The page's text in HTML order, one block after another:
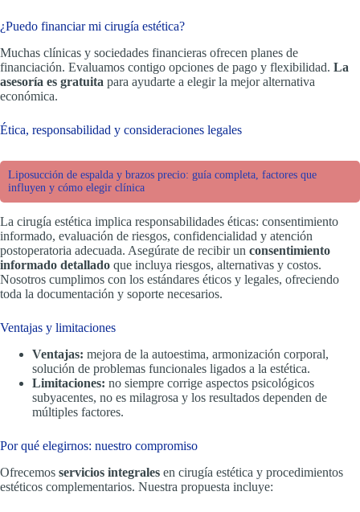
¿Puedo financiar mi cirugía estética?
Muchas clínicas y sociedades financieras ofrecen planes de
financiación. Evaluamos contigo opciones de pago y flexibilidad. La
asesoría es gratuita para ayudarte a elegir la mejor alternativa
económica.
Ética, responsabilidad y consideraciones legales
Liposucción de espalda y brazos precio: guía completa, factores que
influyen y cómo elegir clínica
La cirugía estética implica responsabilidades éticas: consentimiento
informado, evaluación de riesgos, confidencialidad y atención
postoperatoria adecuada. Asegúrate de recibir un consentimiento
informado detallado que incluya riesgos, alternativas y costos.
Nosotros cumplimos con los estándares éticos y legales, ofreciendo
toda la documentación y soporte necesarios.
Ventajas y limitaciones
Ventajas: mejora de la autoestima, armonización corporal,
solución de problemas funcionales ligados a la estética.
Limitaciones: no siempre corrige aspectos psicológicos
subyacentes, no es milagrosa y los resultados dependen de
múltiples factores.
Por qué elegirnos: nuestro compromiso
Ofrecemos servicios integrales en cirugía estética y procedimientos
estéticos complementarios. Nuestra propuesta incluye: